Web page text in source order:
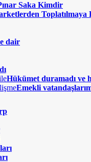
Saka Kimdir
Toplatılmaya
dair
Hükümet duramadı ve
Emekli